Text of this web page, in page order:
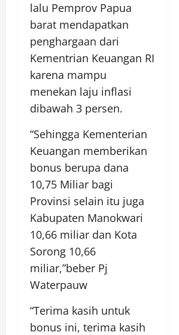
lalu Pemprov Papua
barat mendapatkan
penghargaan dari
Kementrian Keuangan RI
karena mampu
menekan laju inflasi
dibawah 3 persen.
“Sehingga Kementerian
Keuangan memberikan
bonus berupa dana
10,75 Miliar bagi
Provinsi selain itu juga
Kabupaten Manokwari
10,66 miliar dan Kota
Sorong 10,66
miliar,”beber Pj
Waterpauw
“Terima kasih untuk
bonus ini, terima kasih